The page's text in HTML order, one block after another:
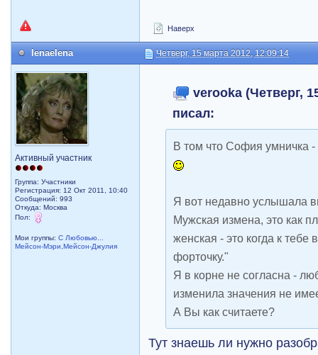
Наверх
lenaelena Четверг, 15 марта 2012, 12:09:14
Активный участник
Группа: Участники
Регистрация: 12 Окт 2011, 10:40
Сообщений: 993
Откуда: Москва
Пол:
Мои группы:С Любовью...
Мейсон-Мэри,Мейсон-Джулия
verooka (Четверг,
писал:
В том что София умничка
Я вот недавно услышала
Мужская измена, это как
женская - это когда к тебе
форточку."
Я в корне не согласна -
изменила значения не
А Вы как считаете?
Тут знаешь ли нужно